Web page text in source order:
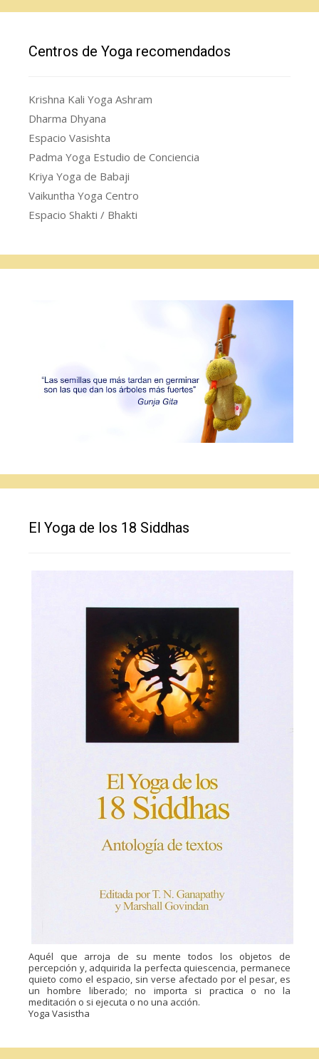
Centros de Yoga recomendados
Krishna Kali Yoga Ashram
Dharma Dhyana
Espacio Vasishta
Padma Yoga Estudio de Conciencia
Kriya Yoga de Babaji
Vaikuntha Yoga Centro
Espacio Shakti / Bhakti
El Yoga de los 18 Siddhas
Aquél que arroja de su mente todos los objetos de
percepción y, adquirida la perfecta quiescencia, permanece
quieto como el espacio, sin verse afectado por el pesar, es
un hombre liberado; no importa si practica o no la
meditación o si ejecuta o no una acción.
Yoga Vasistha